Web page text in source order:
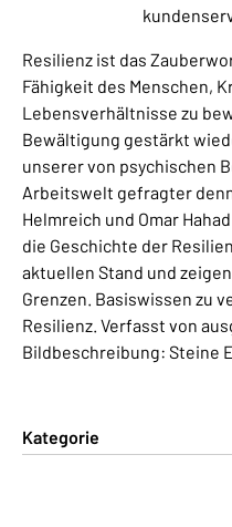
Resilienz ist das
Fähigkeit des Menschen,
Lebensverhältnisse zu
Bewältigung gestärkt
unserer von psychischen
Arbeitswelt gefragter
Helmreich und Omar
die Geschichte der
aktuellen Stand und
Grenzen. Basiswissen zu
Resilienz. Verfasst von
Bildbeschreibung: Steine
Kategorie